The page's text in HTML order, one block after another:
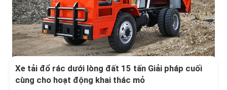
Xe tải đổ rác dưới lòng đất 15 tấn Giải pháp cuối
cùng cho hoạt động khai thác mỏ